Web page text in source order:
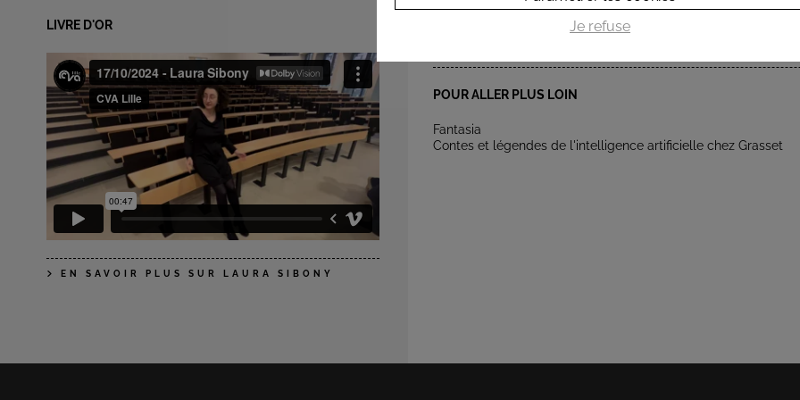
LIVRE D'OR
EN SAVOIR PLUS SUR LAURA SIBONY
POUR ALLER PLUS LOIN
Fantasia
Contes et légendes de l'intelligence artificielle chez Grasset
Je refuse